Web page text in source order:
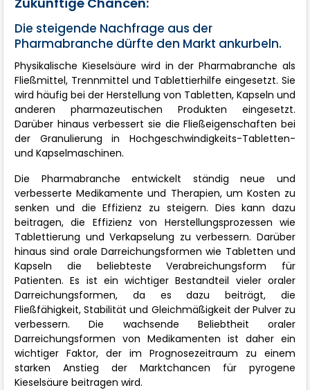
Die steigende Nachfrage aus der
Pharmabranche dürfte den Markt ankurbeln.
Physikalische Kieselsäure wird in der Pharmabranche als
Fließmittel, Trennmittel und Tablettierhilfe eingesetzt. Sie
wird häufig bei der Herstellung von Tabletten, Kapseln und
anderen pharmazeutischen Produkten eingesetzt.
Darüber hinaus verbessert sie die Fließeigenschaften bei
der Granulierung in Hochgeschwindigkeits-Tabletten-
und Kapselmaschinen.
Die Pharmabranche entwickelt ständig neue und
verbesserte Medikamente und Therapien, um Kosten zu
senken und die Effizienz zu steigern. Dies kann dazu
beitragen, die Effizienz von Herstellungsprozessen wie
Tablettierung und Verkapselung zu verbessern. Darüber
hinaus sind orale Darreichungsformen wie Tabletten und
Kapseln die beliebteste Verabreichungsform für
Patienten. Es ist ein wichtiger Bestandteil vieler oraler
Darreichungsformen, da es dazu beiträgt, die
Fließfähigkeit, Stabilität und Gleichmäßigkeit der Pulver zu
verbessern. Die wachsende Beliebtheit oraler
Darreichungsformen von Medikamenten ist daher ein
wichtiger Faktor, der im Prognosezeitraum zu einem
starken Anstieg der Marktchancen für pyrogene
Kieselsäure beitragen wird.